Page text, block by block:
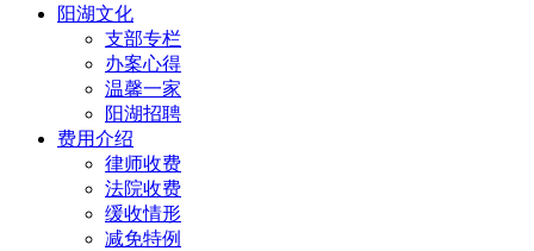
阳湖文化
支部专栏
办案心得
温馨一家
阳湖招聘
费用介绍
律师收费
法院收费
缓收情形
减免特例